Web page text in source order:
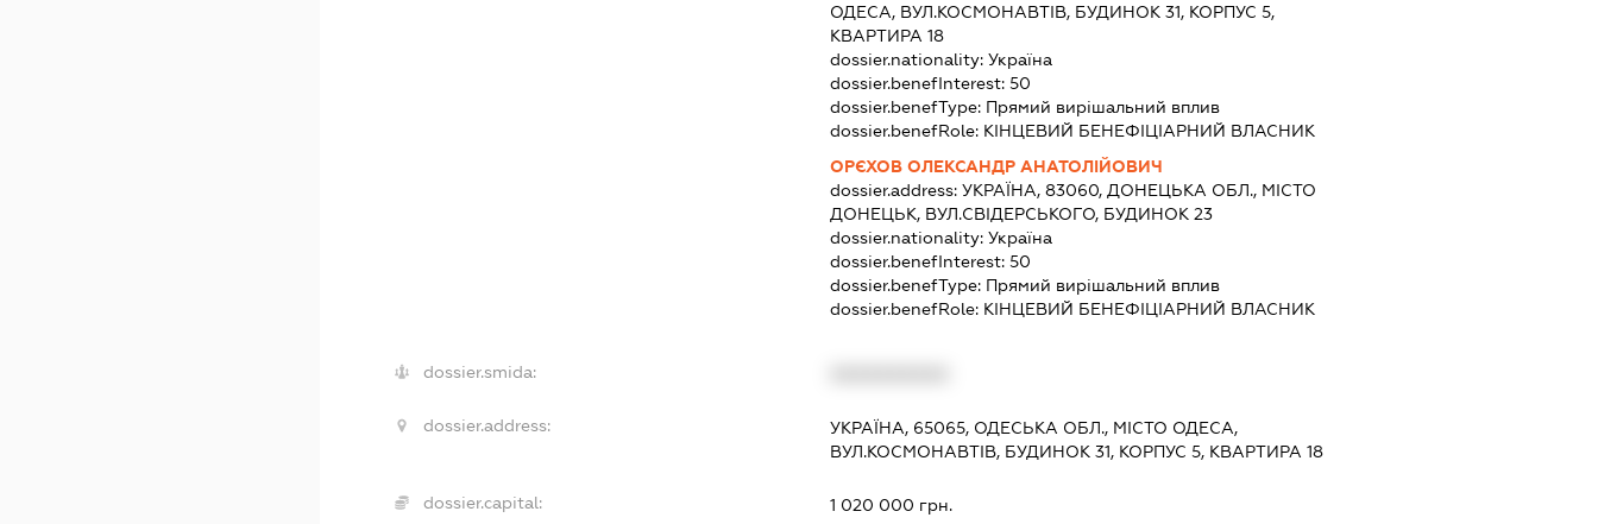
ОДЕСА, ВУЛ.КОСМОНАВТІВ, БУДИНОК 31, КОРПУС 5,
КВАРТИРА 18
dossier.nationality:Україна
dossier.benefInterest:50
dossier.benefType: Прямий вирішальний вплив
dossier.benefRole: КІНЦЕВИЙ БЕНЕФІЦІАРНИЙ ВЛАСНИК
ОРЄХОВ ОЛЕКСАНДР АНАТОЛІЙОВИЧ
dossier.address:УКРАЇНА, 83060, ДОНЕЦЬКА ОБЛ., МІСТО
ДОНЕЦЬК, ВУЛ.СВІДЕРСЬКОГО, БУДИНОК 23
dossier.nationality:Україна
dossier.benefInterest:50
dossier.benefType: Прямий вирішальний вплив
dossier.benefRole: КІНЦЕВИЙ БЕНЕФІЦІАРНИЙ ВЛАСНИК
dossier.smida:
dossier.address:
УКРАЇНА, 65065, ОДЕСЬКА ОБЛ., МІСТО ОДЕСА,
ВУЛ.КОСМОНАВТІВ, БУДИНОК 31, КОРПУС 5, КВАРТИРА 18
dossier.capital: 1 020 000 грн.